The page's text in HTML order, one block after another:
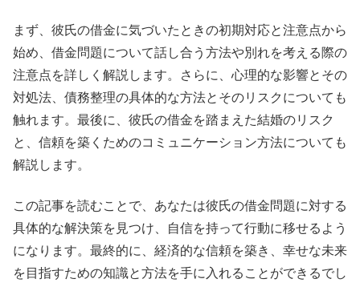
まず、彼氏の借金に気づいたときの初期対応と注意点から
始め、借金問題について話し合う方法や別れを考える際の
注意点を詳しく解説します。さらに、心理的な影響とその
対処法、債務整理の具体的な方法とそのリスクについても
触れます。最後に、彼氏の借金を踏まえた結婚のリスク
と、信頼を築くためのコミュニケーション方法についても
解説します。
この記事を読むことで、あなたは彼氏の借金問題に対する
具体的な解決策を見つけ、自信を持って行動に移せるよう
になります。最終的に、経済的な信頼を築き、幸せな未来
を目指すための知識と方法を手に入れることができるでし